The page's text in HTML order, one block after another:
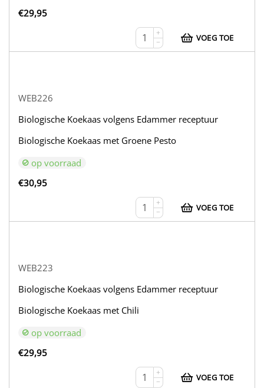
€29,95
+
−
VOEG TOE
WEB226
Biologische Koekaas volgens Edammer receptuur
Biologische Koekaas met Groene Pesto
op voorraad
€30,95
+
−
VOEG TOE
WEB223
Biologische Koekaas volgens Edammer receptuur
Biologische Koekaas met Chili
op voorraad
€29,95
+
−
VOEG TOE